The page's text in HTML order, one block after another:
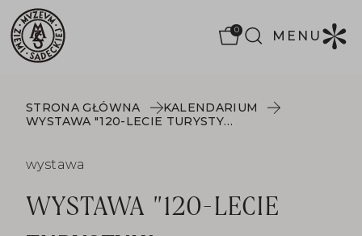
0 MENU
STRONA GŁÓWNA
KALENDARIUM
WYSTAWA "120-LECIE TURYSTYKI ZORGANIZOWANEJ NA SĄDECCZYŹNIE W FOTOGRAFII"
wystawa
WYSTAWA "120-LECIE